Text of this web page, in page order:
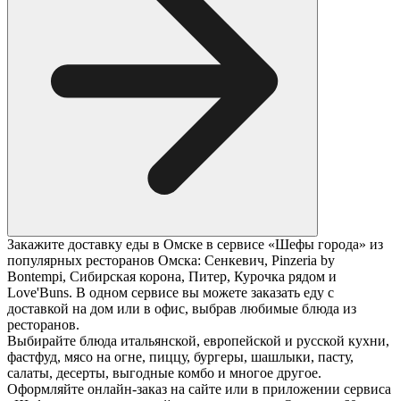
Закажите доставку еды в Омске в сервисе «Шефы города» из
популярных ресторанов Омска: Сенкевич, Pinzeria by
Bontempi, Сибирская корона, Питер, Курочка рядом и
Love'Buns. В одном сервисе вы можете заказать еду с
доставкой на дом или в офис, выбрав любимые блюда из
ресторанов.
Выбирайте блюда итальянской, европейской и русской кухни,
фастфуд, мясо на огне, пиццу, бургеры, шашлыки, пасту,
салаты, десерты, выгодные комбо и многое другое.
Оформляйте онлайн-заказ на сайте или в приложении сервиса